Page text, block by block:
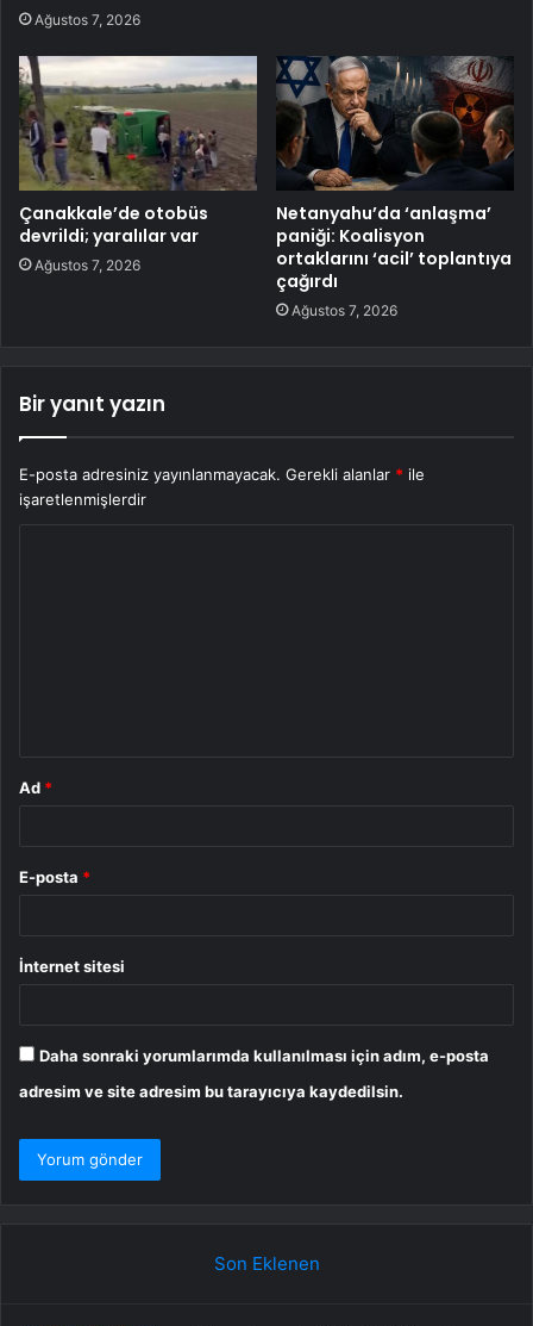
Ağustos 7, 2026
Çanakkale’de otobüs
devrildi; yaralılar var
Ağustos 7, 2026
Netanyahu’da ‘anlaşma’
paniği: Koalisyon
ortaklarını ‘acil’ toplantıya
çağırdı
Ağustos 7, 2026
Bir yanıt yazın
E-posta adresiniz yayınlanmayacak. Gerekli alanlar * ile
işaretlenmişlerdir
Ad *
E-posta *
İnternet sitesi
Daha sonraki yorumlarımda kullanılması için adım, e-posta
adresim ve site adresim bu tarayıcıya kaydedilsin.
Son Eklenen